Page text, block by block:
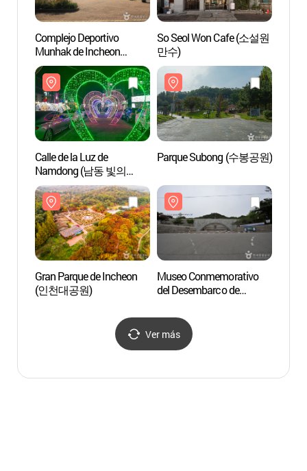
Complejo Deportivo
Munhak de Incheon
(Estadio de la Copa
Mundial de Incheon)
(인천문학경기장
(인천월드컵경기장))
So Seol Won Cafe (소설원
만수)
Calle de la Luz de
Namdong (남동 빛의
거리)
Parque Subong (수봉공원)
Gran Parque de Incheon
(인천대공원)
Museo Conmemorativo
del Desembarco de
(인천상륙작전기념관)
Ver más